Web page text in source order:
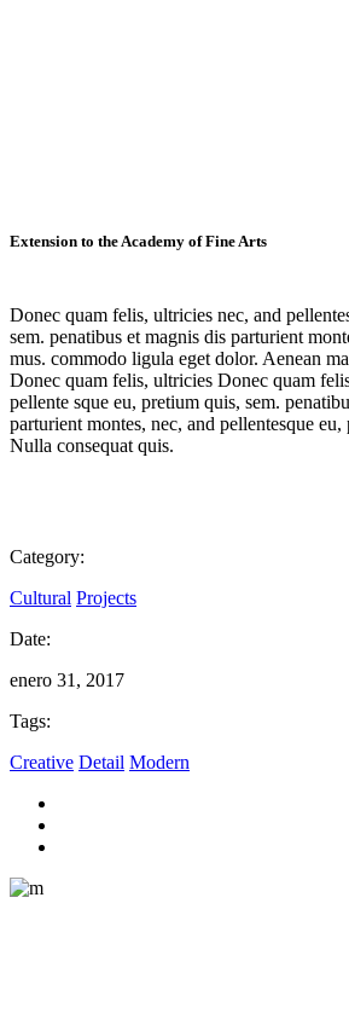
Extension to the Academy of Fine Arts
Donec quam felis, ultricies nec, and
sem. penatibus et magnis dis parturient
mus. commodo ligula eget dolor. Aenean
Donec quam felis, ultricies Donec quam
pellente sque eu, pretium quis, sem.
parturient montes, nec, and pellentesque eu,
Nulla consequat quis.
Category:
Cultural Projects
Date:
enero 31, 2017
Tags:
Creative Detail Modern